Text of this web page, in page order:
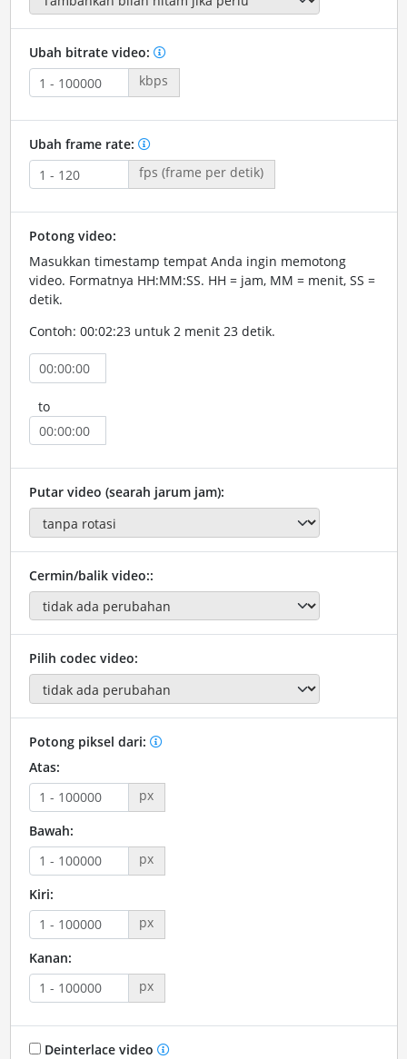
Ubah bitrate video:
kbps
Ubah frame rate:
fps (frame per detik)
Potong video:
Masukkan timestamp tempat Anda ingin memotong
video. Formatnya HH:MM:SS. HH = jam, MM = menit, SS =
detik.
Contoh: 00:02:23 untuk 2 menit 23 detik.
to
Putar video (searah jarum jam):
Cermin/balik video::
Pilih codec video:
Potong piksel dari:
Atas:
px
Bawah:
px
Kiri:
px
Kanan:
px
Deinterlace video